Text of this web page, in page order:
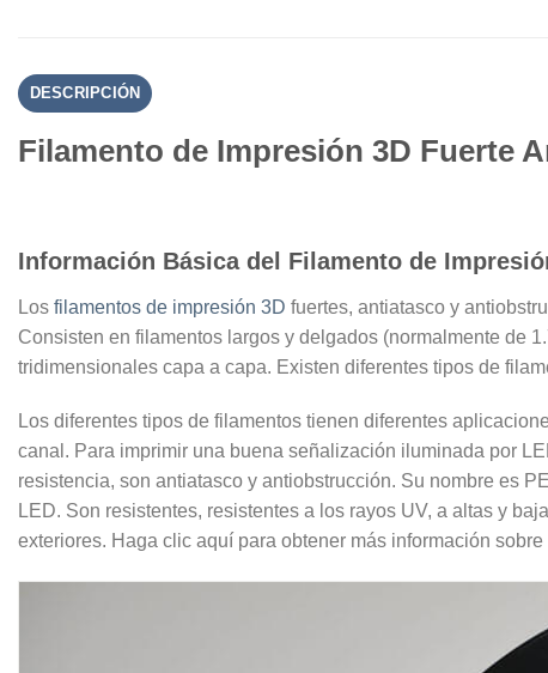
DESCRIPCIÓN
Filamento de Impresión 3D Fuerte
Información Básica del Filamento de
Los filamentos de impresión 3D fuertes, antiatasco y
Consisten en filamentos largos y delgados (normalmente de
tridimensionales capa a capa. Existen diferentes tipos de
Los diferentes tipos de filamentos tienen diferentes
canal. Para imprimir una buena señalización iluminada por
resistencia, son antiatasco y antiobstrucción. Su nombre es
LED. Son resistentes, resistentes a los rayos UV, a altas y
exteriores. Haga clic aquí para obtener más información sobre